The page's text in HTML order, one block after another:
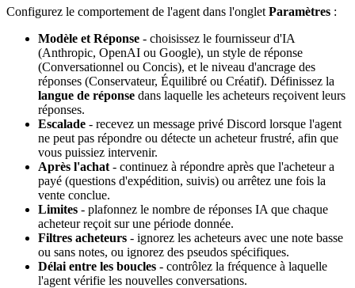
Configurez le comportement de l'agent dans l'onglet Paramètres :
Modèle et Réponse - choisissez le fournisseur d'IA
(Anthropic, OpenAI ou Google), un style de réponse
(Conversationnel ou Concis), et le niveau d'ancrage des
réponses (Conservateur, Équilibré ou Créatif). Définissez la
langue de réponse dans laquelle les acheteurs reçoivent leurs
réponses.
Escalade - recevez un message privé Discord lorsque l'agent
ne peut pas répondre ou détecte un acheteur frustré, afin que
vous puissiez intervenir.
Après l'achat - continuez à répondre après que l'acheteur a
payé (questions d'expédition, suivis) ou arrêtez une fois la
vente conclue.
Limites - plafonnez le nombre de réponses IA que chaque
acheteur reçoit sur une période donnée.
Filtres acheteurs - ignorez les acheteurs avec une note basse
ou sans notes, ou ignorez des pseudos spécifiques.
Délai entre les boucles - contrôlez la fréquence à laquelle
l'agent vérifie les nouvelles conversations.